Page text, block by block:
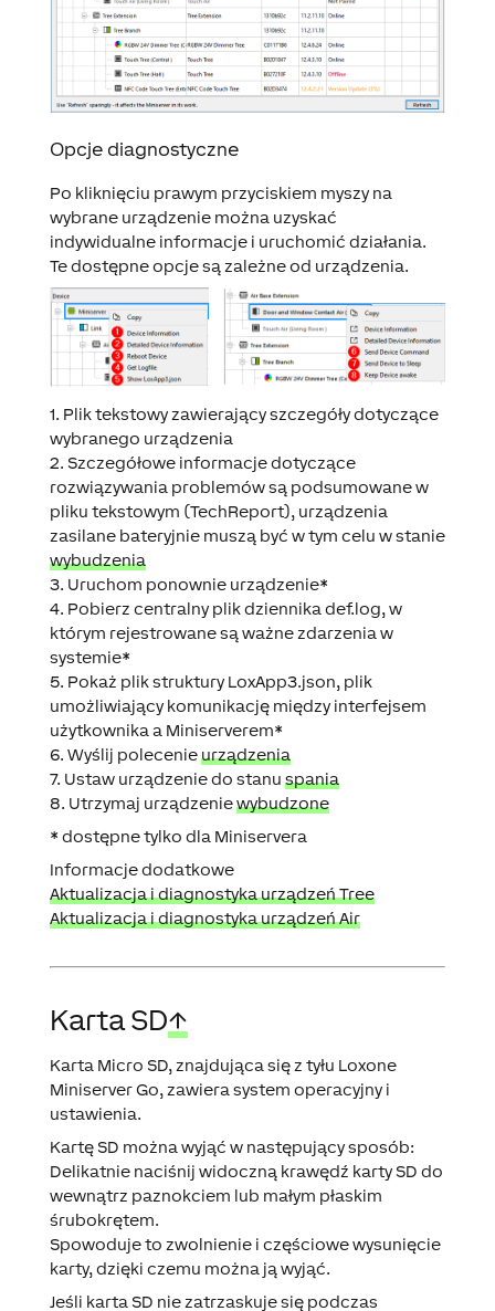
Opcje diagnostyczne
Po kliknięciu prawym przyciskiem myszy na
wybrane urządzenie można uzyskać
indywidualne informacje i uruchomić działania.
Te dostępne opcje są zależne od urządzenia.
1. Plik tekstowy zawierający szczegóły dotyczące
wybranego urządzenia
2. Szczegółowe informacje dotyczące
rozwiązywania problemów są podsumowane w
pliku tekstowym (TechReport), urządzenia
zasilane bateryjnie muszą być w tym celu w stanie
wybudzenia
3. Uruchom ponownie urządzenie*
4. Pobierz centralny plik dziennika def.log, w
którym rejestrowane są ważne zdarzenia w
systemie*
5. Pokaż plik struktury LoxApp3.json, plik
umożliwiający komunikację między interfejsem
użytkownika a Miniserverem*
6. Wyślij polecenieurządzenia
7. Ustaw urządzenie do stanu spania
8. Utrzymaj urządzeniewybudzone
* dostępne tylko dla Miniservera
Informacje dodatkowe
Aktualizacja i diagnostyka urządzeń Tree
Aktualizacja i diagnostyka urządzeń Air
Karta SD↑
Karta Micro SD, znajdująca się z tyłu Loxone
Miniserver Go, zawiera system operacyjny i
ustawienia.
Kartę SD można wyjąć w następujący sposób:
Delikatnie naciśnij widoczną krawędź karty SD do
wewnątrz paznokciem lub małym płaskim
śrubokrętem.
Spowoduje to zwolnienie i częściowe wysunięcie
karty, dzięki czemu można ją wyjąć.
Jeśli karta SD nie zatrzaskuje się podczas